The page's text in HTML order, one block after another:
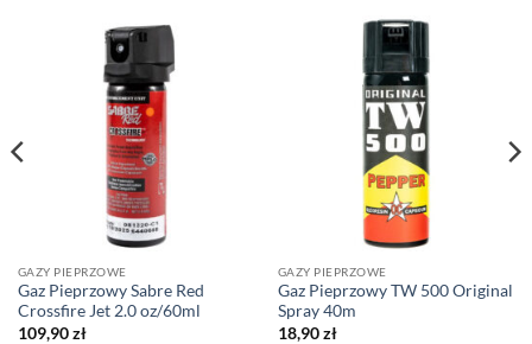
GAZY PIEPRZOWE
Gaz Pieprzowy Sabre Red
Crossfire Jet 2.0 oz/60ml
109,90zł
GAZY PIEPRZOWE
Gaz Pieprzowy TW 500 Original
Spray 40m
18,90zł